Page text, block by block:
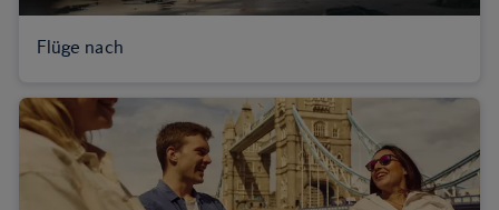
Flüge nach